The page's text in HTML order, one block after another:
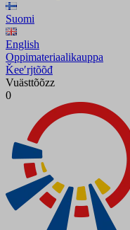
Suomi
English
Oppimateriaalikauppa
Ǩeeʹrjtõõđ
Vuästtõõzz
0